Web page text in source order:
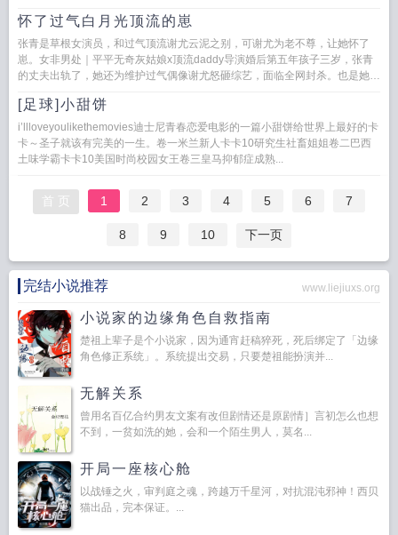
怀了过气白月光顶流的崽
张青是草根女演员，和过气顶流谢尤云泥之别，可谢尤为老不尊，让她怀了
崽。女非男处｜平平无奇灰姑娘x顶流daddy导演婚后第五年孩子三岁，张青
的丈夫出轨了，她还为维护过气偶像谢尤怒砸综艺，面临全网封杀。也是她那
[足球]小甜饼
i’llloveyoulikethemovies迪士尼青春恋爱电影的一篇小甜饼给世界上最好的卡
卡～圣子就该有完美的一生。卷一米兰新人卡卡10研究生社畜姐姐卷二巴西
土味学霸卡卡10美国时尚校园女王卷三皇马抑郁症成熟...
首 页 1 2 3 4 5 6 7
8 9 10 下一页
完结小说推荐 www.liejiuxs.org
小说家的边缘角色自救指南
楚祖上辈子是个小说家，因为通宵赶稿猝死，死后绑定了「边缘
角色修正系统」。系统提出交易，只要楚祖能扮演并...
无解关系
曾用名百亿合约男友文案有改但剧情还是原剧情］言初怎么也想
不到，一贫如洗的她，会和一个陌生男人，莫名...
开局一座核心舱
以战锤之火，审判庭之魂，跨越万千星河，对抗混沌邪神！西贝
猫出品，完本保证。...